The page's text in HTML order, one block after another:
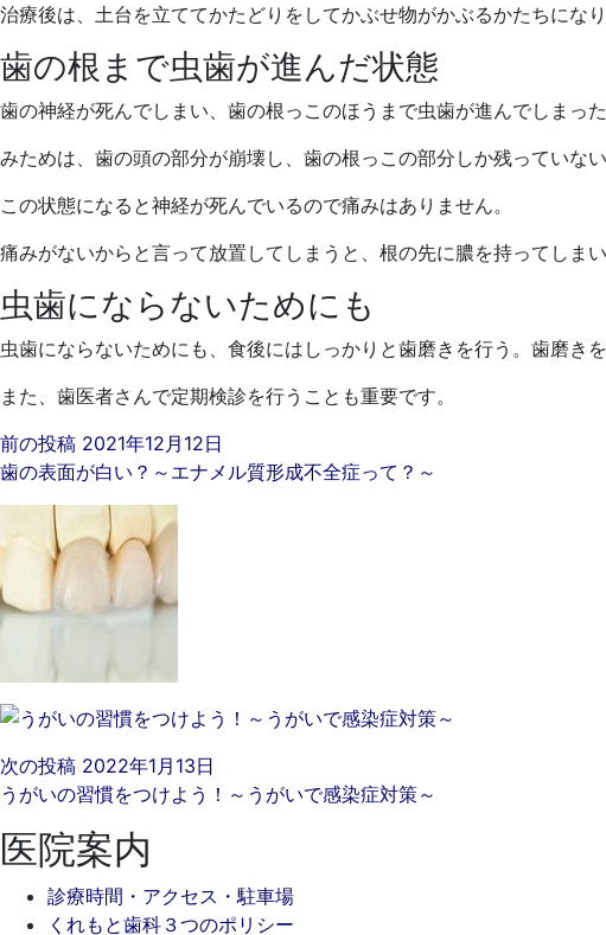
治療後は、土台を立ててかたどりをしてかぶせ物がかぶるかたちになり
歯の根まで虫歯が進んだ状態
歯の神経が死んでしまい、歯の根っこのほうまで虫歯が進んでしまっ
みためは、歯の頭の部分が崩壊し、歯の根っこの部分しか残っていな
この状態になると神経が死んでいるので痛みはありません。
痛みがないからと言って放置してしまうと、根の先に膿を持ってしま
虫歯にならないためにも
虫歯にならないためにも、食後にはしっかりと歯磨きを行う。歯磨き
また、歯医者さんで定期検診を行うことも重要です。
前の投稿 2021年12月12日
歯の表面が白い？～エナメル質形成不全症って？～
次の投稿 2022年1月13日
うがいの習慣をつけよう！～うがいで感染症対策～
医院案内
診療時間・アクセス・駐車場
くれもと歯科３つのポリシー